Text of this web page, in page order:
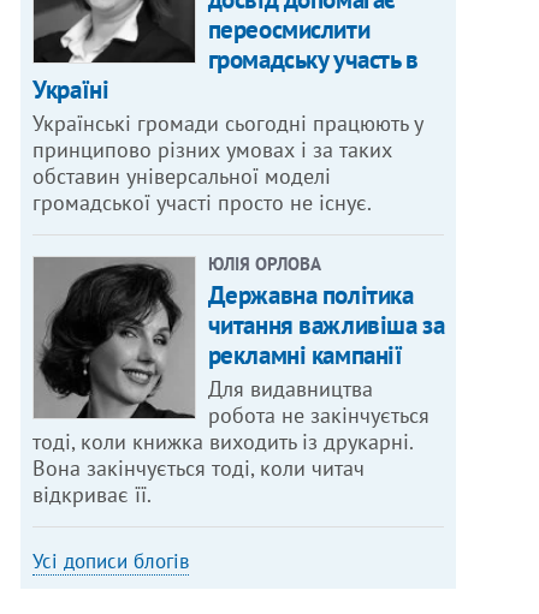
переосмислити
громадську участь в
Україні
Українські громади сьогодні працюють у
принципово різних умовах і за таких
обставин універсальної моделі
громадської участі просто не існує.
ЮЛІЯ ОРЛОВА
Державна політика
читання важливіша за
рекламні кампанії
Для видавництва
робота не закінчується
тоді, коли книжка виходить із друкарні.
Вона закінчується тоді, коли читач
відкриває її.
Усі дописи блогів